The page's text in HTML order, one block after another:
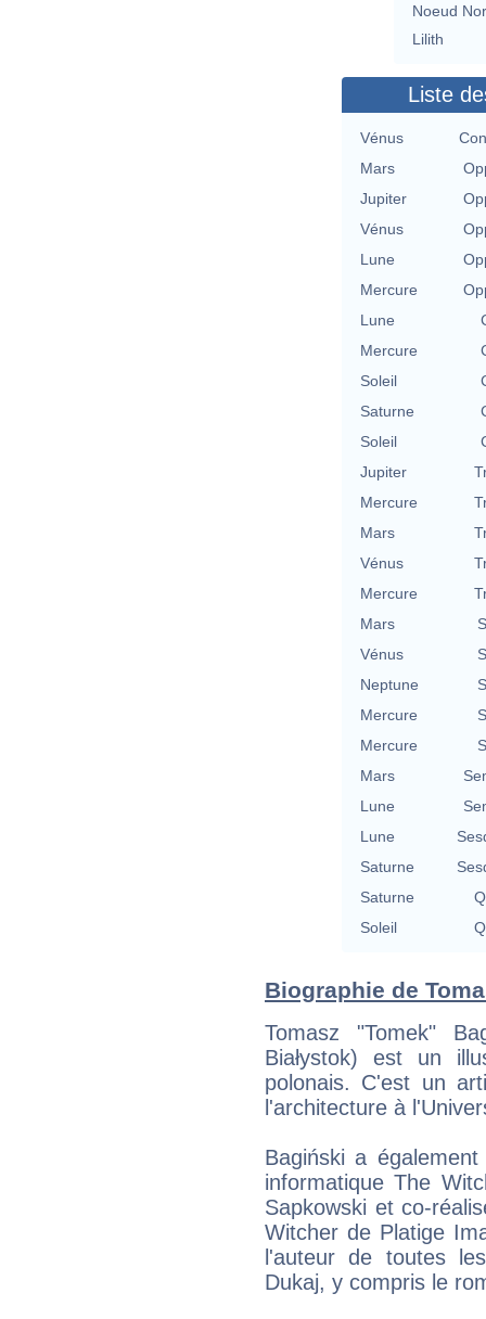
Noeud
Lilith
Liste
Vénus
Mars
Jupiter
Vénus
Lune
Mercure
Lune
Mercure
Soleil
Saturne
Soleil
Jupiter
Mercure
Mars
Vénus
Mercure
Mars
Vénus
Neptune
Mercure
Mercure
Mars
Lune
Lune
Saturne
Saturne
Soleil
Biographie de
Tomasz "Tomek"
Białystok) est un
polonais. C'est un
l'architecture à
Bagiński a
informatique The
Sapkowski et co-
Witcher de Platige
l'auteur de toutes
Dukaj, y compris le